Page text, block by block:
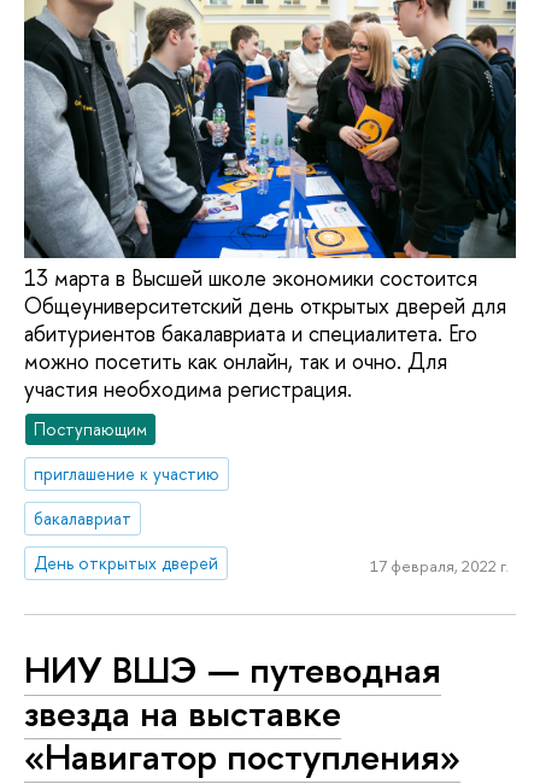
13 марта в Высшей школе экономики состоится
Общеуниверситетский день открытых дверей для
абитуриентов бакалавриата и специалитета. Его
можно посетить как онлайн, так и очно. Для
участия необходима регистрация.
Поступающим
приглашение к участию
бакалавриат
День открытых дверей
17 февраля, 2022 г.
НИУ ВШЭ — путеводная
звезда на выставке
«Навигатор поступления»